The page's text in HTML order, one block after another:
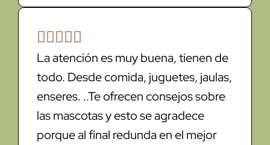

La atención es muy buena, tienen de
todo. Desde comida, juguetes, jaulas,
enseres. ..Te ofrecen consejos sobre
las mascotas y esto se agradece
porque al final redunda en el mejor